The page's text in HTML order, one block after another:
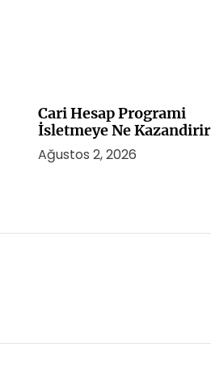
Cari Hesap Programi
İsletmeye Ne Kazandirir
Ağustos 2, 2026